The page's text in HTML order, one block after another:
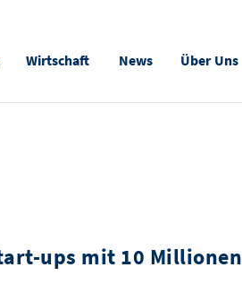
Wirtschaft News Über Uns
ups mit 10 Millionen